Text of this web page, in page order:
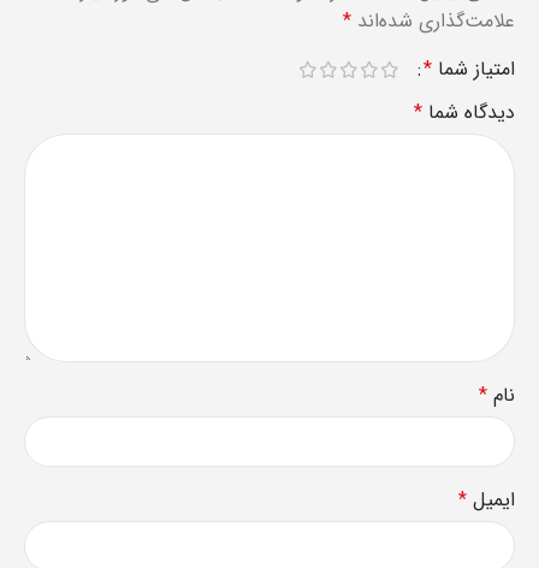
علامت‌گذاری شده‌اند *
امتیاز شما *
دیدگاه شما *
نام *
ایمیل *